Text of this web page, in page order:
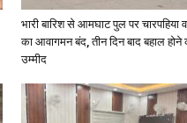
भारी बारिश से आमघाट पुल पर चारपहिया
का आवागमन बंद, तीन दिन बाद बहाल होने
उम्मीद